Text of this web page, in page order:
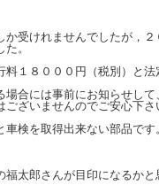
か受けれませんでしたが，
。
１８０００円（税別）と法
場合には事前にお知らせし
ざいませんのでご安心下さ
検を取得出来ない部品です
太郎さんが目印になるかと